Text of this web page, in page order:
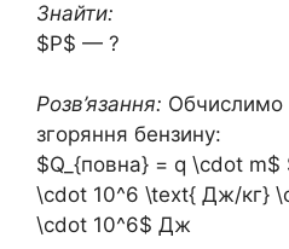
Знайти:
$P$ — ?
Розв’язання: Обчислимо
згоряння бензину:
$Q_{повна} = q \cdot m$
\cdot 10^6 \text{ Дж/кг}
\cdot 10^6$ Дж